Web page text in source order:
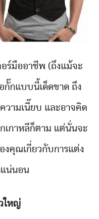
ร์มืออาชีพ (ถึงแม้จะ
กั๊กแบบนี้เด็ดขาด ถึง
ามเนี๊ยบ และอาจคิด
เกาหลีก็ตาม แต่นั่นจะ
งคุณเกี่ยวกับการแต่ง
แน่นอน
ใหญ่